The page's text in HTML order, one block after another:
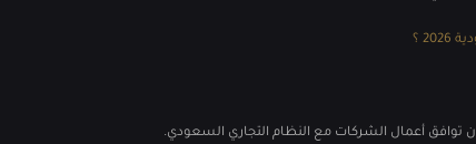
؟
أعمال الشركات مع النظام التجاري السعودي.